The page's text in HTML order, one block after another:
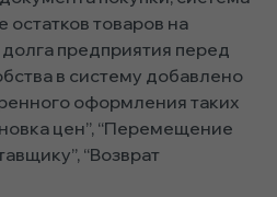
остатков товаров на
предприятия перед
в систему добавлено
оформления таких
цен”, “Перемещение
“Возврат